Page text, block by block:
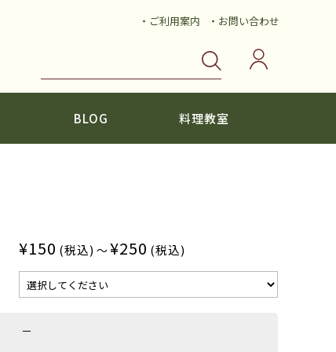
・ご利用案内 ・お問い合わせ
BLOG 料理教室
¥150 (税込) ～¥250 (税込)
－